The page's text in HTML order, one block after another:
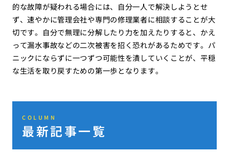
的な故障が疑われる場合には、自分一人で解決しようとせ
ず、速やかに管理会社や専門の修理業者に相談することが大
切です。自分で無理に分解したり力を加えたりすると、かえ
って漏水事故などの二次被害を招く恐れがあるためです。パ
ニックにならずに一つずつ可能性を潰していくことが、平穏
な生活を取り戻すための第一歩となります。
COLUMN
最新記事一覧